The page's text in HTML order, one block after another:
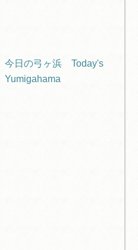
今日の弓ヶ浜 Today's
Yumigahama